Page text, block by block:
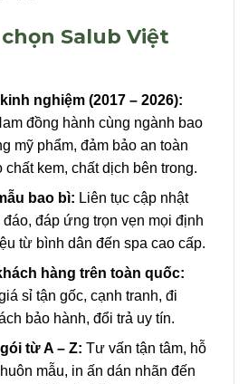
Salub Việt
nghiệm (2017 – 2026):
đồng hành cùng ngành bao
mỹ phẩm, đảm bảo an toàn
chất kem, chất dịch bên trong.
bao bì: Liên tục cập nhật
đáo, đáp ứng trọn vẹn mọi định
từ bình dân đến spa cao cấp.
hàng trên toàn quốc:
sỉ tận gốc, cạnh tranh, đi
bảo hành, đổi trả uy tín.
từ A – Z: Tư vấn tận tâm, hỗ
mẫu, in ấn dán nhãn đến